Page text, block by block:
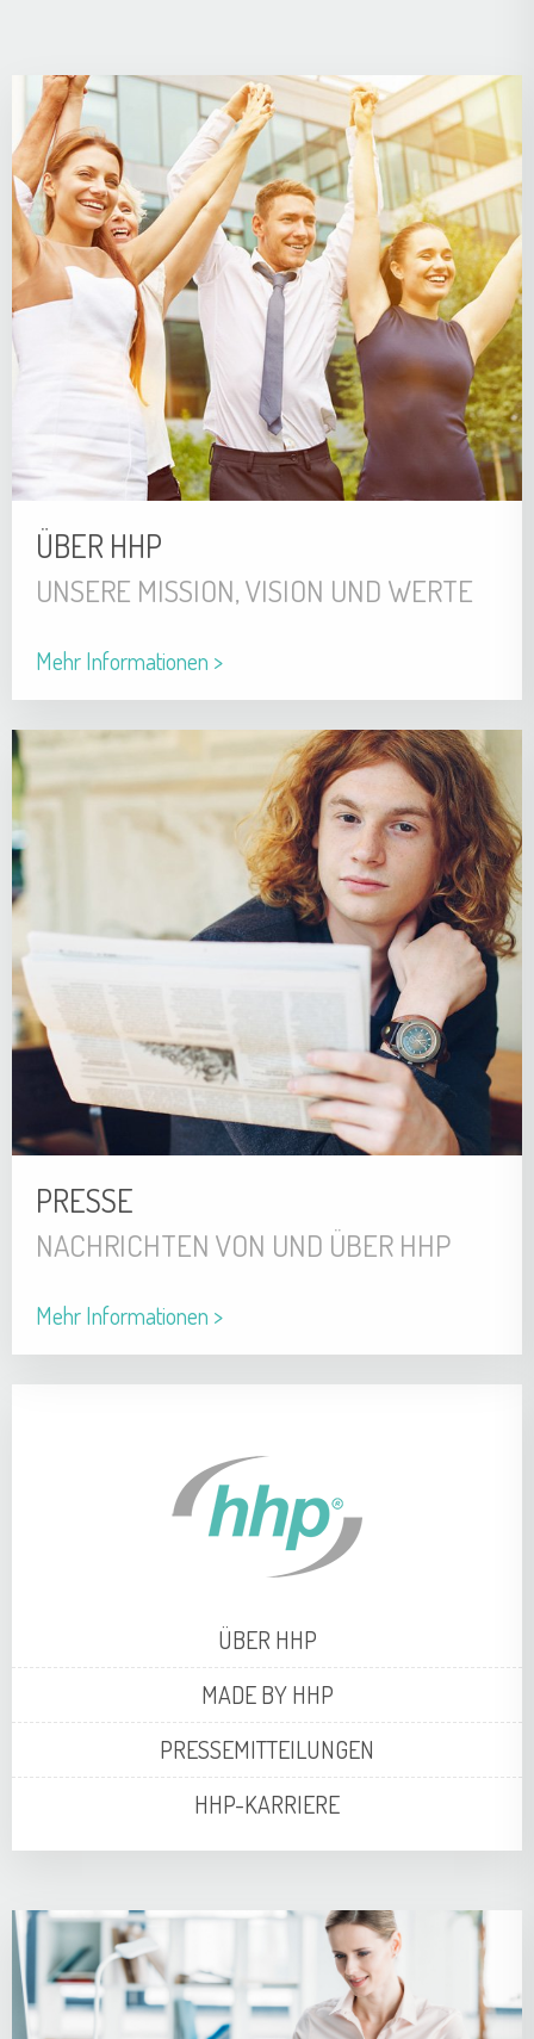
ÜBER HHP
MADE BY HHP
PRESSEMITTEILUNGEN
HHP-KARRIERE
ÜBER HHP
UNSERE MISSION, VISION UND WERTE
Mehr Informationen >
PRESSE
NACHRICHTEN VON UND ÜBER HHP
Mehr Informationen >